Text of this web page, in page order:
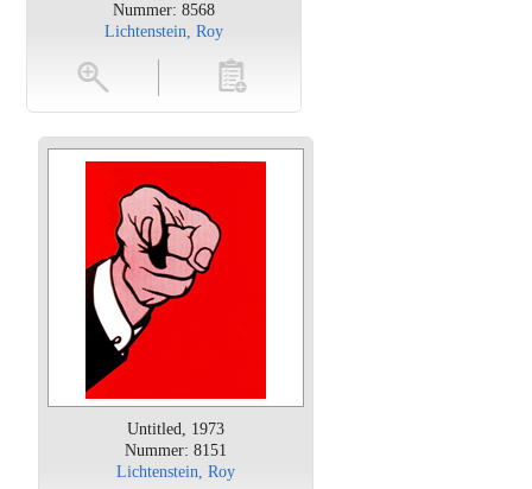
Nummer: 8568
Lichtenstein, Roy
toevoegen
Untitled, 1973
Nummer: 8151
Lichtenstein, Roy